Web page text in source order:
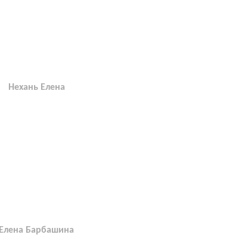
Нехань Елена
Елена Барбашина